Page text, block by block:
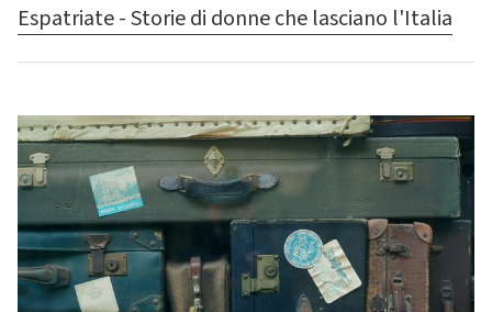
Espatriate - Storie di donne che lasciano l'Italia